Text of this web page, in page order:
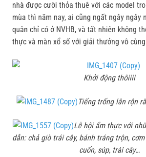
nhà được cười thỏa thuê với các model
mùa thì năm nay, ai cũng ngất ngây ngây
quân chỉ có ở NVHB, và tất nhiên không
thực và màn xổ số với giải thưởng vô
Khởi động thôiiii
Tiếng trống lân rộn
Lễ hội ẩm thực với
dẫn: chả giò trái cây, bánh tráng trộn,
cuốn, súp, trái cây…